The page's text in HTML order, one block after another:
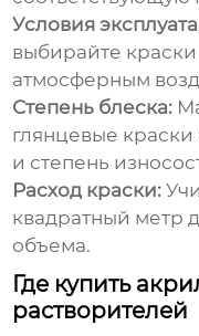
Условия
выбирайте
атмосферным
Степень блеска:
глянцевые
и степень
Расход краски:
квадратный метр
объема.
Где купить
растворителей